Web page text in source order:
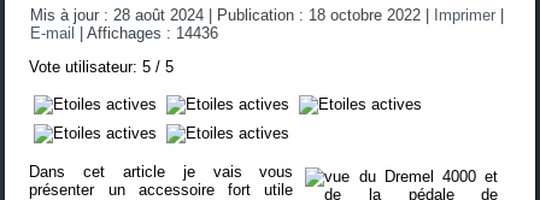
Mis à jour : 28 août 2024 Publication : 18 octobre 2022 Imprimer
E-mail
|Affichages : 14436
Vote utilisateur:5 /5
Dans cet article je vais vous
présenter un accessoire fort utile